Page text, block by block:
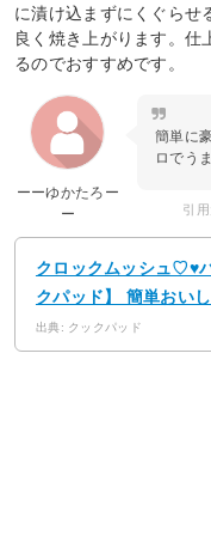
に漬け込まずにくぐらせ
良く焼き上がります。仕
るのでおすすめです。
ーーゆかたろー
ー
簡単に
ロでう
引
クロックムッシュ♡♥
クパッド】 簡単おい
出典: クックパッド